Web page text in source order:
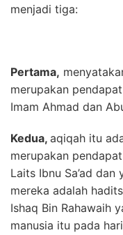
menjadi tiga:
Pertama,
merupakan
Imam Ahmad dan
Kedua, aqiqah itu
merupakan
Laits Ibnu Sa’ad
mereka adalah
Ishaq Bin Rahawaih
manusia itu pada